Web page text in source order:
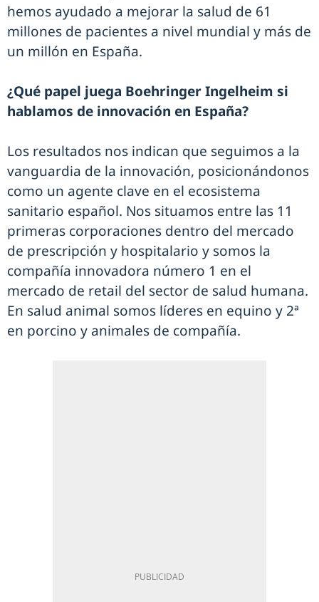
hemos ayudado a mejorar la salud de 61
millones de pacientes a nivel mundial y más de
un millón en España.
¿Qué papel juega Boehringer Ingelheim si
hablamos de innovación en España?
Los resultados nos indican que seguimos a la
vanguardia de la innovación, posicionándonos
como un agente clave en el ecosistema
sanitario español. Nos situamos entre las 11
primeras corporaciones dentro del mercado
de prescripción y hospitalario y somos la
compañía innovadora número 1 en el
mercado de retail del sector de salud humana.
En salud animal somos líderes en equino y 2ª
en porcino y animales de compañía.